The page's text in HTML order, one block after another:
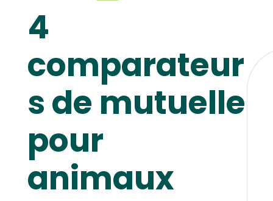
4
comparateur
s de mutuelle
pour
animaux